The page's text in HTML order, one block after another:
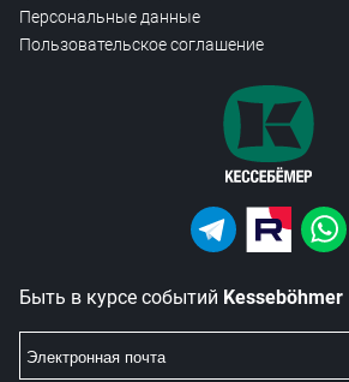
Персональные данные
Пользовательское соглашение
Быть в курсе событий Kesseböhmer